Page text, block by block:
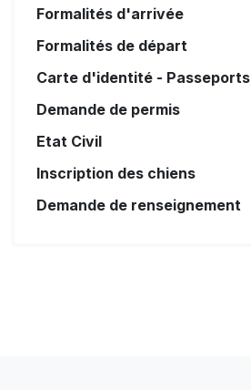
Formalités d'arrivée
Formalités de départ
Carte d'identité - Passeports
Demande de permis
Etat Civil
Inscription des chiens
Demande de renseignement